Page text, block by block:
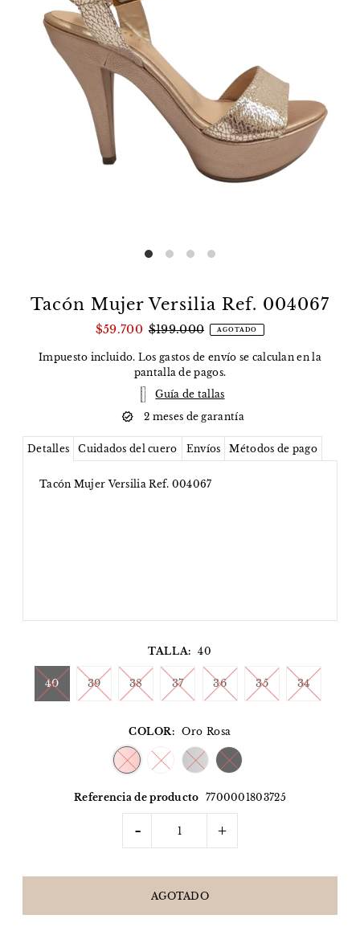
Tacón Mujer Versilia Ref. 004067
$59.700 $199.000 AGOTADO
Impuesto incluido. Los gastos de envío se calculan en la
pantalla de pagos.
Guía de tallas
2 meses de garantía
Detalles Cuidados del cuero Envíos Métodos de pago
Tacón Mujer Versilia Ref. 004067
TALLA: 40
40 39 38 37 36 35 34
COLOR: Oro Rosa
Referencia de producto 7700001803725
- +